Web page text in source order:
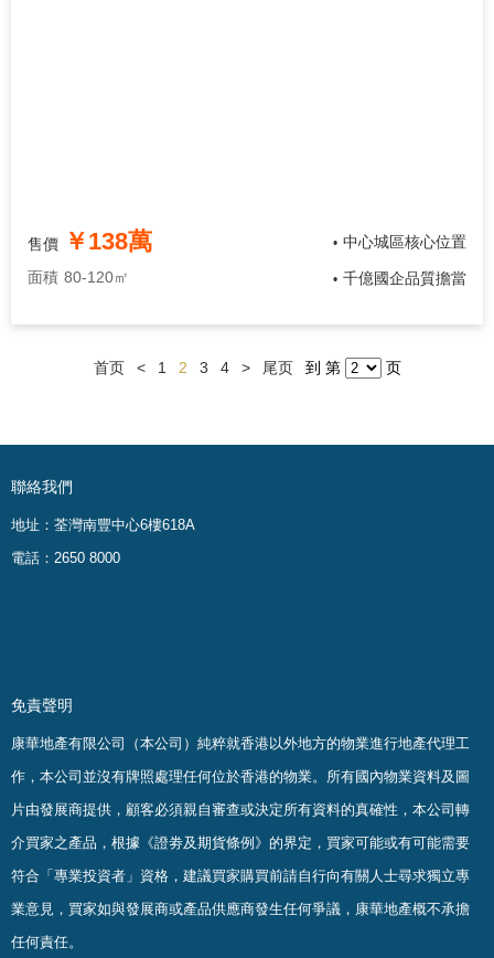
售價 ￥138萬
面積 80-120㎡
• 中心城區核心位置
• 千億國企品質擔當
首页 < 1 2 3 4 > 尾页 到 第 页
聯絡我們
地址：荃灣南豐中心6樓618A
電話：2650 8000
免責聲明
康華地產有限公司（本公司）純粹就香港以外地方的物業進行地產代理工
作，本公司並沒有牌照處理任何位於香港的物業。 所有國內物業資料及圖
片由發展商提供，顧客必須親自審查或決定所有資料的真確性 ， 本公司轉
介買家之產品，根據《證劵及期貨條例》的界定，買家可能或有可能需要
符合「專業投資者」資格，建議買家購買前請自行向有關人士尋求獨立專
業意見，買家如與發展商或產品供應商發生任何爭議，康華地產概不承擔
任何責任。